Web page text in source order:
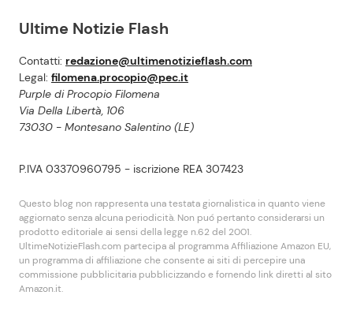
Ultime Notizie Flash
Contatti: redazione@ultimenotizieflash.com
Legal: filomena.procopio@pec.it
Purple di Procopio Filomena
Via Della Libertà, 106
73030 - Montesano Salentino (LE)
P.IVA 03370960795 - iscrizione REA 307423
Questo blog non rappresenta una testata giornalistica in quanto viene
aggiornato senza alcuna periodicità. Non puó pertanto considerarsi un
prodotto editoriale ai sensi della legge n.62 del 2001.
UltimeNotizieFlash.com partecipa al programma Affiliazione Amazon EU,
un programma di affiliazione che consente ai siti di percepire una
commissione pubblicitaria pubblicizzando e fornendo link diretti al sito
Amazon.it.